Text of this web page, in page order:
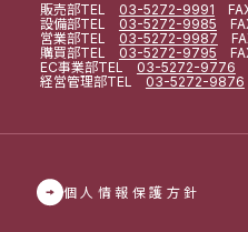
販売部TEL 03-5272-9991
設備部TEL 03-5272-9985
営業部TEL 03-5272-9987
購買部TEL 03-5272-9795
EC事業部TEL 03-5272-9776
経営管理部TEL 03-5272-9876
個人情報保護方針